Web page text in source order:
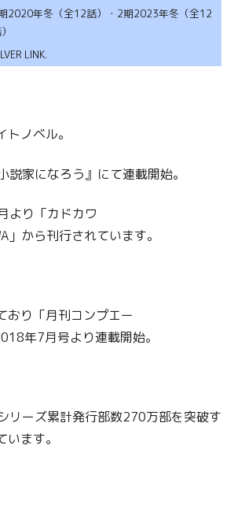
2020年冬（全12話）・2期2023年冬（全12
LINK.
ノベル。
家になろう』にて連載開始。
より「カドカワ
」から刊行されています。
おり「月刊コンプエー
年7月号より連載開始。
リーズ累計発行部数270万部を突破す
ます。